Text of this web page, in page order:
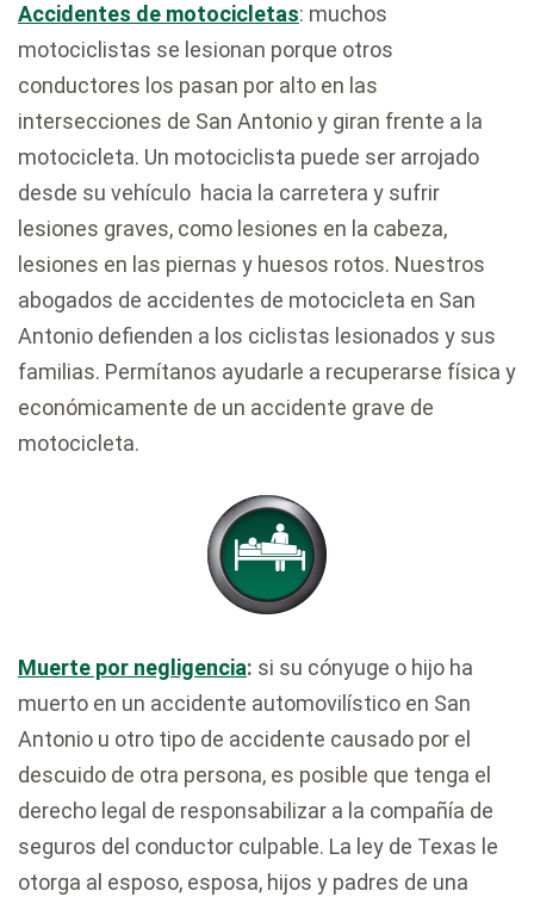
Accidentes de motocicletas: muchos
motociclistas se lesionan porque otros
conductores los pasan por alto en las
intersecciones de San Antonio y giran frente a la
motocicleta. Un motociclista puede ser arrojado
desde su vehículo hacia la carretera y sufrir
lesiones graves, como lesiones en la cabeza,
lesiones en las piernas y huesos rotos. Nuestros
abogados de accidentes de motocicleta en San
Antonio defienden a los ciclistas lesionados y sus
familias. Permítanos ayudarle a recuperarse física y
económicamente de un accidente grave de
motocicleta.
Muerte por negligencia: si su cónyuge o hijo ha
muerto en un accidente automovilístico en San
Antonio u otro tipo de accidente causado por el
descuido de otra persona, es posible que tenga el
derecho legal de responsabilizar a la compañía de
seguros del conductor culpable. La ley de Texas le
otorga al esposo, esposa, hijos y padres de una